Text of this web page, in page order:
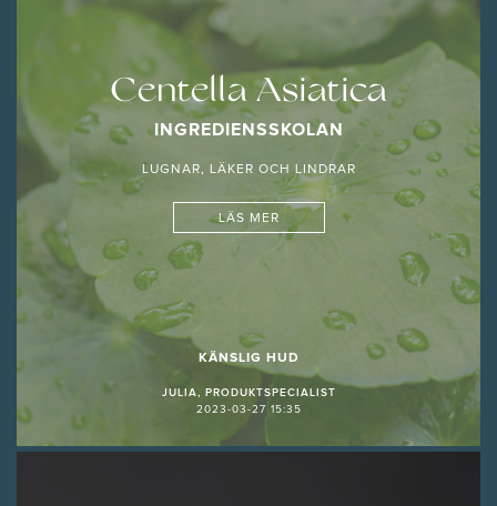
Centella Asiatica
INGREDIENSSKOLAN
LUGNAR, LÄKER OCH LINDRAR
LÄS MER
KÄNSLIG HUD
JULIA, PRODUKTSPECIALIST
2023-03-27 15:35